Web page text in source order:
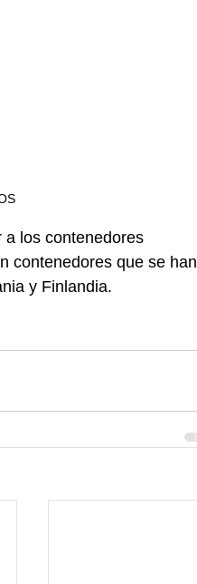
a los contenedores
contenedores que se han
y Finlandia.